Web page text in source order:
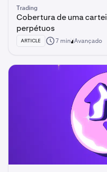
Trading
Cobertura de uma
perpétuos
ARTICLE 7 min Avançado